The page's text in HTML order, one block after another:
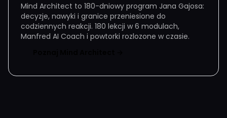
Mind Architect to 180-dniowy program Jana Gajosa:
decyzje, nawyki i granice przeniesione do
codziennych reakcji. 180 lekcji w 6 modulach,
Manfred AI Coach i powtorki rozlozone w czasie.